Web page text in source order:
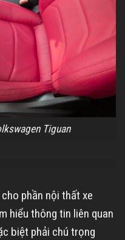
Tiguan
phần nội thất xe
hiểu thông tin liên quan
biệt phải chú trọng